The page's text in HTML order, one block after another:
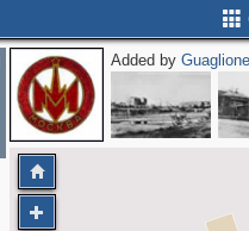
Added byGuaglione